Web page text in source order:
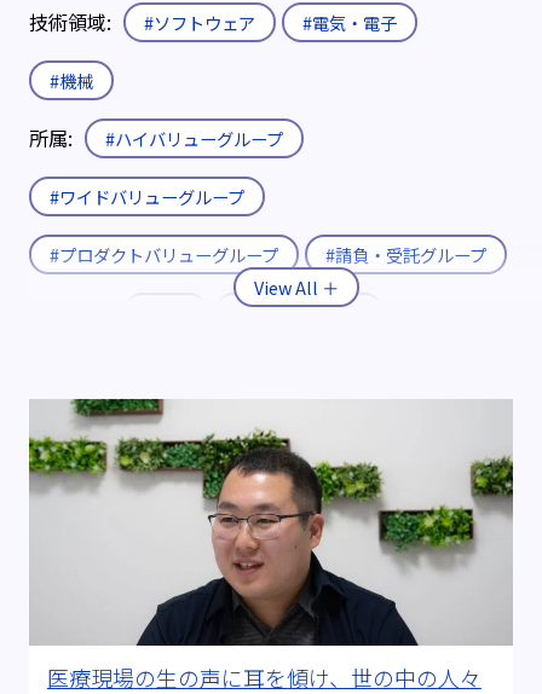
技術領域: #ソフトウェア #電気・電子
#機械
所属: #ハイバリューグループ
#ワイドバリューグループ
#プロダクトバリューグループ #請負・受託グループ
#既卒・第二新卒
役職: #エキスパート #エキスパート補佐
制度: #エリア限定制度 #社内公募制度 #育休
#継続雇用制度
#電気自動車(EV) #燃料電池
医療現場の生の声に耳を傾け、世の中の人々